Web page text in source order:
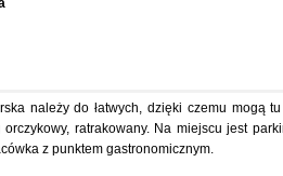
należy do łatwych, dzięki czemu mogą
orczykowy, ratrakowany. Na miejscu jest
z punktem gastronomicznym.